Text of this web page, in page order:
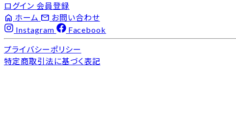
ログイン 会員登録
home ホーム email お問い合わせ
Instagram
Facebook
プライバシーポリシー
特定商取引法に基づく表記